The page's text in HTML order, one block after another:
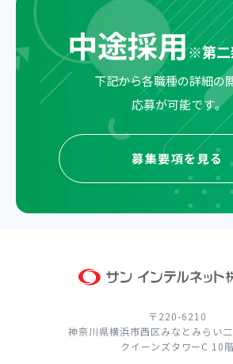
中途採用※第
下記から各職種の詳細の
応募が可能です。
募集要項を見る
募集要項を見る
〒220-6210
神奈川県横浜市西区みなとみらい
クイーンズタワーC 10階